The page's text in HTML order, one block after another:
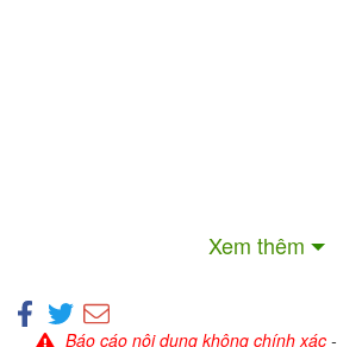
Xem thêm
Báo cáo nội dung không chính xác-